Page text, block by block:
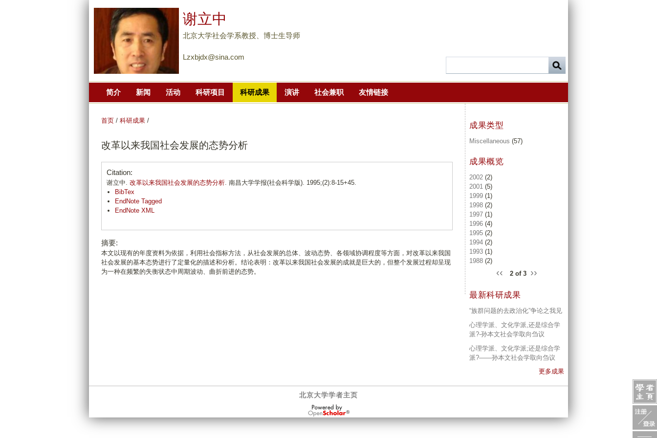
到
主
要
谢立中
北京大学社会学系教授、博士生导师
Lzxbjdx@sina.com
简介 新闻 活动 科研项目 科研成果 演讲 社会兼职 友情链接
首页 / 科研成果 /
改革以来我国社会发展的态势分析
Citation:
谢立中. 改革以来我国社会发展的态势分析. 南昌大学学报(社会科学版). 1995;(2):8-15+45.
BibTex
EndNote Tagged
EndNote XML
摘要:
本文以现有的年度资料为依据，利用社会指标方法，从社会发展的总体、波动态势、各领域协调程度等方面，对改革以来我国
社会发展的基本态势进行了定量化的描述和分析。结论表明：改革以来我国社会发展的成就是巨大的，但整个发展过程却呈现
为一种在频繁的失衡状态中周期波动、曲折前进的态势。
成果类型
Miscellaneous (57)
成果概览
2002 (2)
2001 (5)
1999 (1)
1998 (2)
1997 (1)
1996 (4)
1995 (2)
1994 (2)
1993 (1)
1988 (2)
‹‹ 2 of 3 ››
最新科研成果
“族群问题的去政治化”争论之我见
心理学派、文化学派,还是综合学
派?-孙本文社会学取向刍议
心理学派、文化学派;还是综合学
派?——孙本文社会学取向刍议
更多成果
北京大学学者主页
OpenScholar